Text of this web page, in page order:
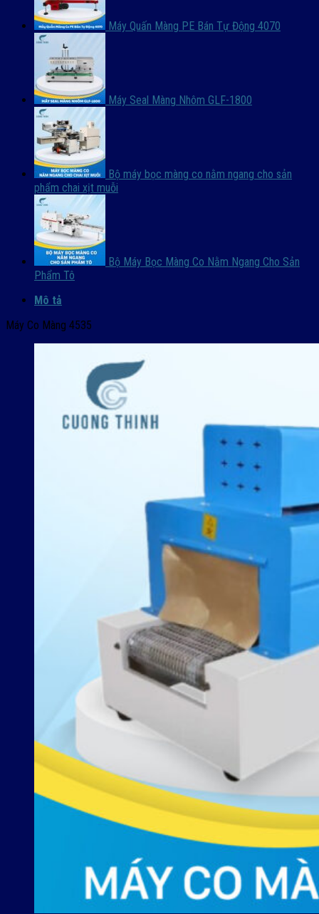
Máy Quấn Màng PE Bán Tự Động 4070
Máy Seal Màng Nhôm GLF-1800
Bộ máy bọc màng co nằm ngang cho sản
phẩm chai xịt muỗi
Bộ Máy Bọc Màng Co Nằm Ngang Cho Sản
Phẩm Tô
Mô tả
Máy Co Màng 4535